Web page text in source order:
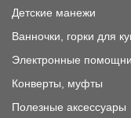
Детские манежи
Ванночки, горки для
Электронные
Конверты, муфты
Полезные аксессуары